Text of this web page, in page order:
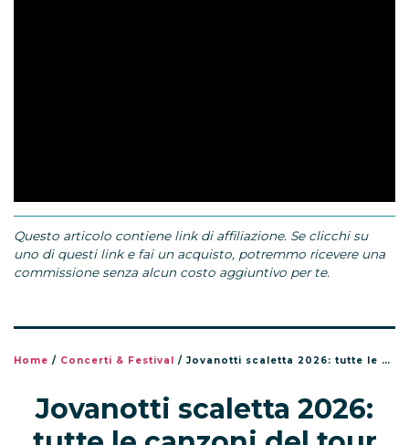
Questo articolo contiene link di affiliazione. Se clicchi su
uno di questi link e fai un acquisto, potremmo ricevere una
commissione senza alcun costo aggiuntivo per te.
Home / Concerti & Festival / Jovanotti scaletta 2026: tutte le canzoni del tour Jova Summer Party
Jovanotti scaletta 2026: